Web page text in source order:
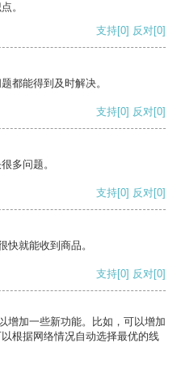
。
支持[0] 反对[0]
都能得到及时解决。
支持[0] 反对[0]
多问题。
支持[0] 反对[0]
快就能收到商品。
支持[0] 反对[0]
增加一些新功能。比如，可以增加
根据网络情况自动选择最优的线